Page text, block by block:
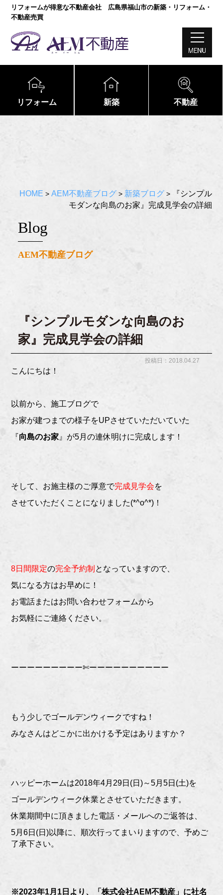
リフォームが得意な不動産会社 広島県福山市の新築・リフォーム・
不動産売買
リフォーム 新築 不動産
HOME > AEM不動産ブログ> 新築ブログ>
『シンプル
モダンな向島のお家』完成見学会の詳細
blog
AEM不動産ブログ
『シンプルモダンな向島のお
家』完成見学会の詳細
投稿日：2018.04.27
こんにちは！
以前から、施工ブログで
お家が建つまでの様子をUPさせていただいていた
『向島のお家 』が5月の連休明けに完成します！
そして、お施主様のご厚意で完成見学会を
させていただくことになりました(*^o^*)！
8日間限定の完全予約制 となっていますので、
気になる方はお早めに！
お電話またはお問い合わせフォームから
お気軽にご連絡ください。
ーーーーーーーーー✄ーーーーーーーーーー
もう少しでゴールデンウィークですね！
みなさんはどこかに出かける予定はありますか？
ハッピーホームは2018年4月29日(日)～5月5日(土)を
ゴールデンウィーク休業とさせていただきます。
休業期間中に頂きました電話・メールへのご返答は、
5月6日(日)以降に、順次行ってまいりますので、予めご
了承下さい。
※2023年1月1日より、「株式会社AEM不動産」に社名